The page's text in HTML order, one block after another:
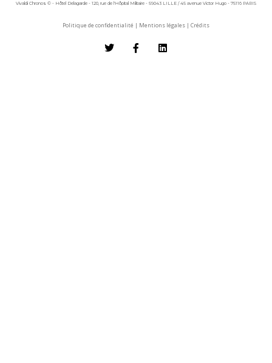
Vivaldi Chronos © - Hôtel Delagarde - 120, rue de l'Hôpital Militaire - 59043 LILLE / 45 avenue Victor Hugo - 75116 PARIS
Politique de confidentialité | Mentions légales | Crédits